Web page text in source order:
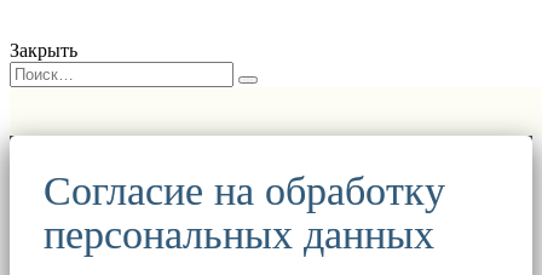
Закрыть
Согласие на обработку
персональных данных